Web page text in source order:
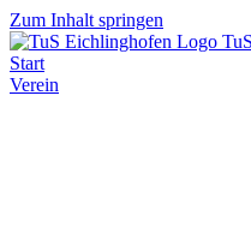
Zum Inhalt springen
Start
Verein